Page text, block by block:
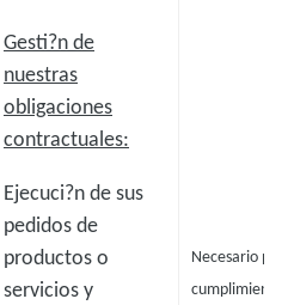
Gesti?n de
nuestras
obligaciones
contractuales:
Ejecuci?n de sus
pedidos de
productos o
servicios y
Necesario
cumplimiento